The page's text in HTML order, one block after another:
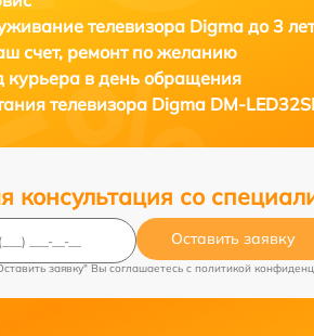
телевизора Digma до 3 лет
счет, ремонт по желанию
курьера в день обращения
телевизора Digma DM-
консультация со
Оставить заявку
заявку" Вы соглашаетесь c политикой